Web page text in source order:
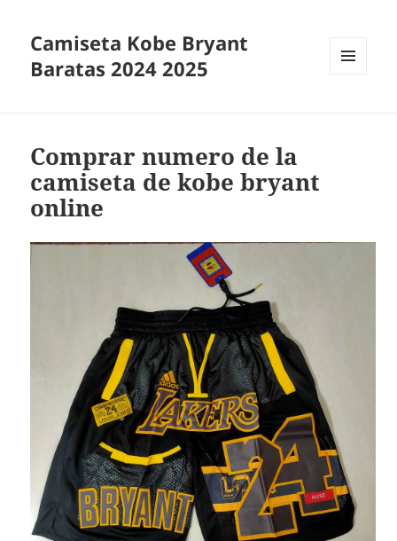
Camiseta Kobe Bryant
Baratas 2024 2025
Comprar numero de la
camiseta de kobe bryant
online